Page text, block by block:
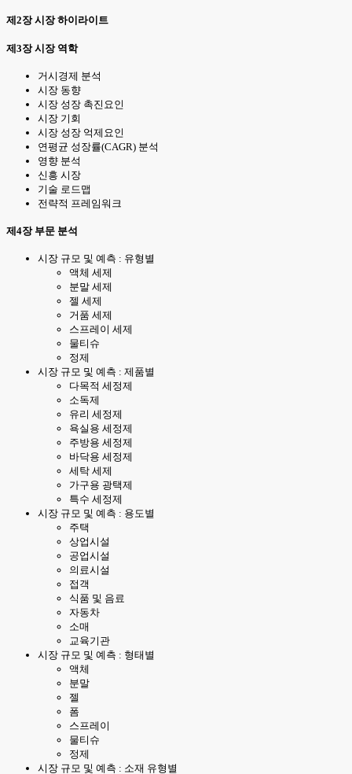
제2장 시장 하이라이트
제3장 시장 역학
거시경제 분석
시장 동향
시장 성장 촉진요인
시장 기회
시장 성장 억제요인
연평균 성장률(CAGR) 분석
영향 분석
신흥 시장
기술 로드맵
전략적 프레임워크
제4장 부문 분석
시장 규모 및 예측 : 유형별
액체 세제
분말 세제
젤 세제
거품 세제
스프레이 세제
물티슈
정제
시장 규모 및 예측 : 제품별
다목적 세정제
소독제
유리 세정제
욕실용 세정제
주방용 세정제
바닥용 세정제
세탁 세제
가구용 광택제
특수 세정제
시장 규모 및 예측 : 용도별
주택
상업시설
공업시설
의료시설
접객
식품 및 음료
자동차
소매
교육기관
시장 규모 및 예측 : 형태별
액체
분말
젤
폼
스프레이
물티슈
정제
시장 규모 및 예측 : 소재 유형별